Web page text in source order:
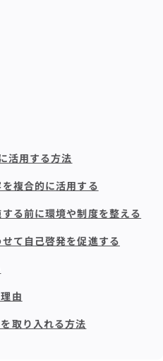
活用する方法
複合的に活用する
る前に環境や制度を整える
て自己啓発を促進する
由
取り入れる方法